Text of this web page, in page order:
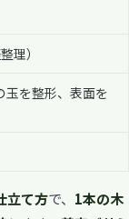
理）
玉を整形、表面を
立て方で、 1本の木